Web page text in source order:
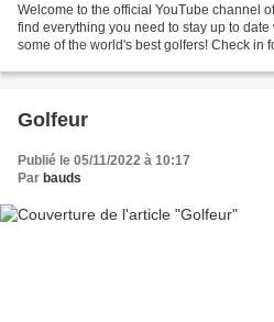
Welcome to the official YouTube channel
find everything you need to stay up to
some of the world's best golfers! Check in
Golfeur
Publié le 05/11/2022 à 10:17
Par bauds